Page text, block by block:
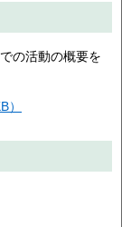
の活動の概要を